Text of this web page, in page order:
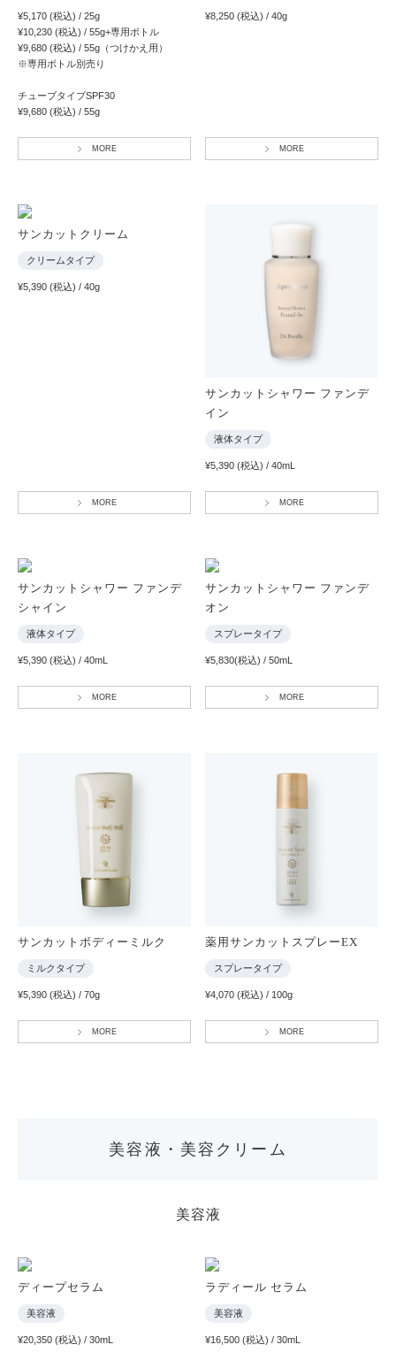
¥5,170 (税込) / 25g
¥10,230 (税込) / 55g+専用ボトル
¥9,680 (税込) / 55g（つけかえ用）
※専用ボトル別売り
チューブタイプSPF30
¥9,680 (税込) / 55g
MORE
¥8,250 (税込) / 40g
MORE
サンカットクリーム
クリームタイプ
¥5,390 (税込) / 40g
MORE
サンカットシャワー ファンデ
イン
液体タイプ
¥5,390 (税込) / 40mL
MORE
サンカットシャワー ファンデ
シャイン
液体タイプ
¥5,390 (税込) / 40mL
MORE
サンカットシャワー ファンデ
オン
スプレータイプ
¥5,830(税込) / 50mL
MORE
サンカットボディーミルク
ミルクタイプ
¥5,390 (税込) / 70g
MORE
薬用サンカットスプレーEX
スプレータイプ
¥4,070 (税込) / 100g
MORE
美容液・美容クリーム
美容液
ディープセラム
美容液
¥20,350 (税込) / 30mL
ラディール セラム
美容液
¥16,500 (税込) / 30mL